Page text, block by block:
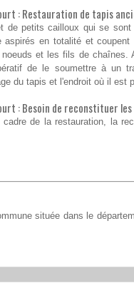
: Restauration de tapis
de petits cailloux qui se
en totalité et
et les fils de chaînes.
de le soumettre à un
du tapis et l'endroit où il est
: Besoin de reconstituer
de la restauration, la
située dans le